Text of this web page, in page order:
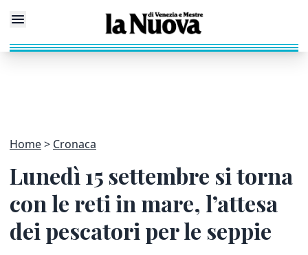
Home Cronaca
Lunedì 15 settembre si torna
con le reti in mare, l’attesa
dei pescatori per le seppie